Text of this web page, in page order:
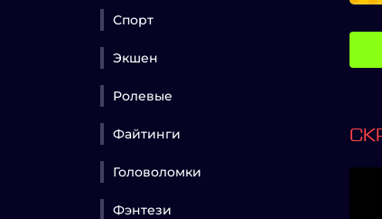
Спорт
Экшен
Ролевые
Файтинги
Головоломки
Фэнтези